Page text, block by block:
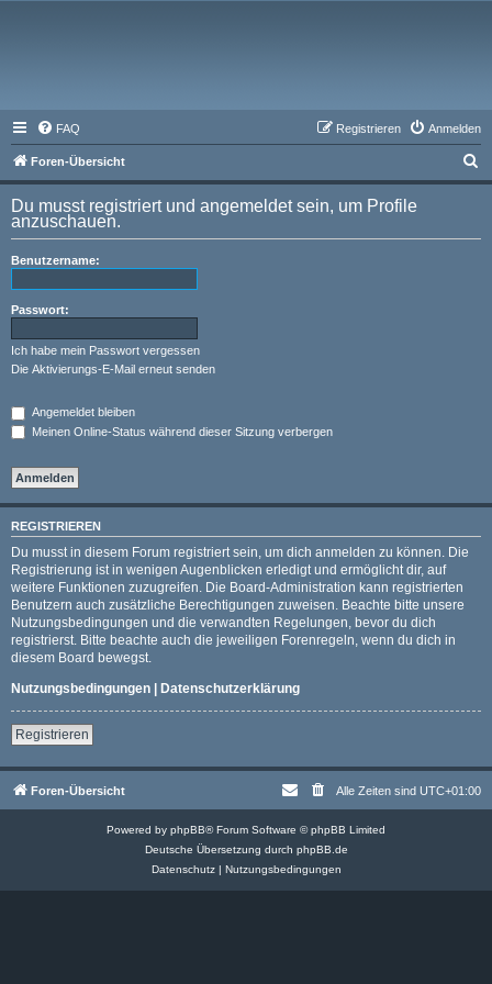
FAQ Anmelden
Registrieren
Foren-Übersicht
u
h
Du musst registriert und angemeldet sein, um Profile
anzuschauen.
Benutzername:
Passwort:
Ich habe mein Passwort vergessen
Die Aktivierungs-E-Mail erneut senden
Angemeldet bleiben
Meinen Online-Status während dieser Sitzung verbergen
REGISTRIEREN
Du musst in diesem Forum registriert sein, um dich anmelden zu können. Die
Registrierung ist in wenigen Augenblicken erledigt und ermöglicht dir, auf
weitere Funktionen zuzugreifen. Die Board-Administration kann registrierten
Benutzern auch zusätzliche Berechtigungen zuweisen. Beachte bitte unsere
Nutzungsbedingungen und die verwandten Regelungen, bevor du dich
registrierst. Bitte beachte auch die jeweiligen Forenregeln, wenn du dich in
diesem Board bewegst.
Nutzungsbedingungen | Datenschutzerklärung
Registrieren
Foren-Übersicht Alle Zeiten sind UTC+01:00
Powered by phpBB® Forum Software © phpBB Limited
Deutsche Übersetzung durch phpBB.de
Datenschutz| Nutzungsbedingungen